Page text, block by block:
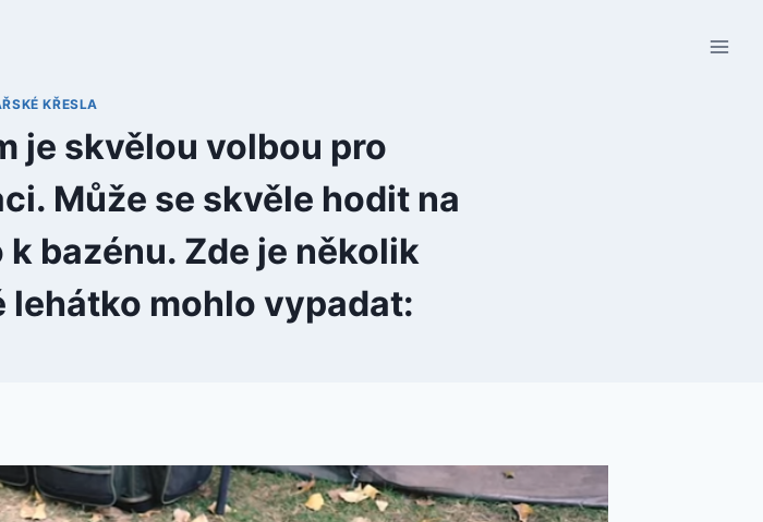
KŘESLA
je skvělou volbou pro
Může se skvěle hodit na
bazénu. Zde je několik
lehátko mohlo vypadat: